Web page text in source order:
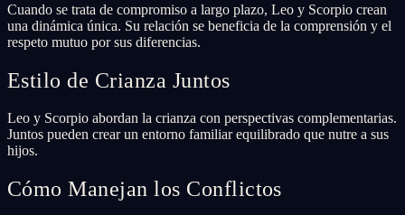
Cuando se trata de compromiso a largo plazo, Leo y Scorpio crean
una dinámica única. Su relación se beneficia de la comprensión y el
respeto mutuo por sus diferencias.
Estilo de Crianza Juntos
Leo y Scorpio abordan la crianza con perspectivas complementarias.
Juntos pueden crear un entorno familiar equilibrado que nutre a sus
hijos.
Cómo Manejan los Conflictos